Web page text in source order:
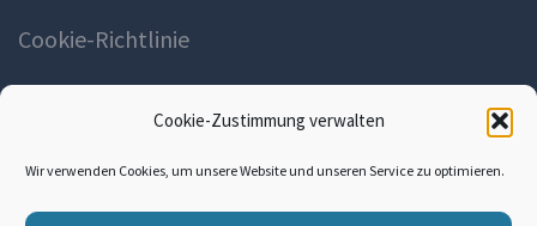
Cookie-Zustimmung verwalten
Wir verwenden Cookies, um unsere Website und unseren Service zu optimieren.
Cookie-Richtlinie